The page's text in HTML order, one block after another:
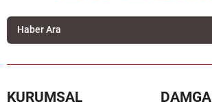
KURUMSAL DAMGA